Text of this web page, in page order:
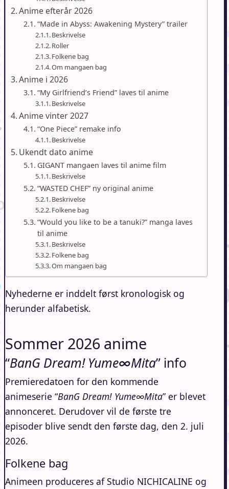
Anime efterår 2026
“Made in Abyss: Awakening Mystery” trailer
Beskrivelse
Roller
Folkene bag
Om mangaen bag
Anime i 2026
“My Girlfriend’s Friend” laves til anime
Beskrivelse
Anime vinter 2027
“One Piece” remake info
Beskrivelse
Ukendt dato anime
GIGANT mangaen laves til anime film
Beskrivelse
“WASTED CHEF” ny original anime
Beskrivelse
Folkene bag
“Would you like to be a tanuki?” manga laves
til anime
Beskrivelse
Folkene bag
Om mangaen bag
Nyhederne er inddelt først kronologisk og
herunder alfabetisk.
Sommer 2026 anime
“BanG Dream! Yume∞Mita” info
Premieredatoen for den kommende
animeserie “BanG Dream! Yume∞Mita” er blevet
annonceret. Derudover vil de første tre
episoder blive sendt den første dag, den 2. juli
2026.
Folkene bag
Animeen produceres af Studio NICHICALINE og